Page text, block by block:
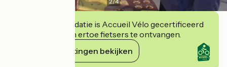
Deze accommodatie is Accueil Vélo gecertificeerd
en verbindt zich ertoe fietsers te ontvangen.
Haar verplichtingen bekijken